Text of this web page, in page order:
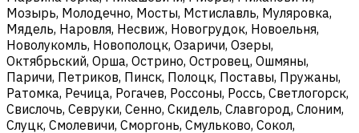
Мозырь, Молодечно, Мосты, Мстиславль, Муляровка,
Мядель, Наровля, Несвиж, Новогрудок, Новоельня,
Новолукомль, Новополоцк, Озаричи, Озеры,
Октябрьский, Орша, Острино, Островец, Ошмяны,
Паричи, Петриков, Пинск, Полоцк, Поставы, Пружаны,
Ратомка, Речица, Рогачев, Россоны, Россь, Светлогорск,
Свислочь, Севруки, Сенно, Скидель, Славгород, Слоним,
Слуцк, Смолевичи, Сморгонь, Смульково, Сокол,